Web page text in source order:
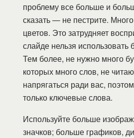
проблему все больше и
сказать — не пестрите.
цветов. Это затрудняет
слайде нельзя
Тем более, не нужно много
которых много слов, не
напрягаться ради вас,
только ключевые слова.
Используйте больше
значков; больше графиков,